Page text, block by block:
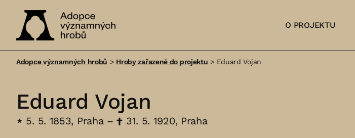
významných
O PROJEKTU
Adopce významných hrobů > Hroby zařazené do projektu > Eduard Vojan
Eduard Vojan
⋆ 5. 5. 1853, Praha –† 31. 5. 1920, Praha